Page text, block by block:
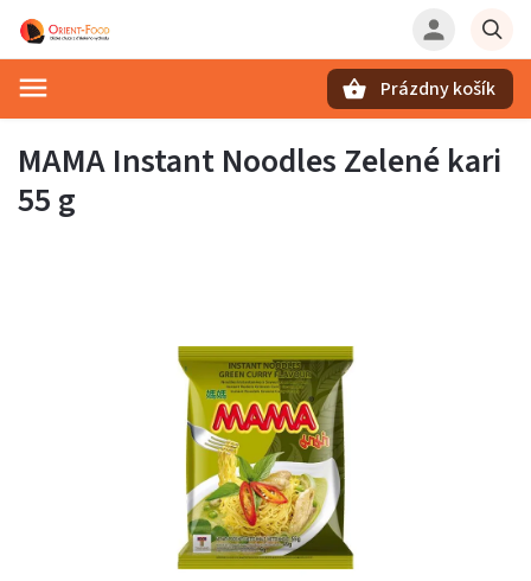
Prázdny košík
MAMA Instant Noodles Zelené kari
55 g